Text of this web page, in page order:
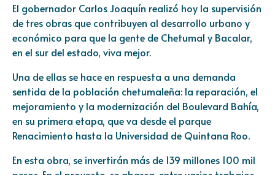
El gobernador Carlos Joaquín realizó hoy la supervisión
de tres obras que contribuyen al desarrollo urbano y
económico para que la gente de Chetumal y Bacalar,
en el sur del estado, viva mejor.
Una de ellas se hace en respuesta a una demanda
sentida de la población chetumaleña: la reparación, el
mejoramiento y la modernización del Boulevard Bahía,
en su primera etapa, que va desde el parque
Renacimiento hasta la Universidad de Quintana Roo.
En esta obra, se invertirán más de 139 millones 100 mil